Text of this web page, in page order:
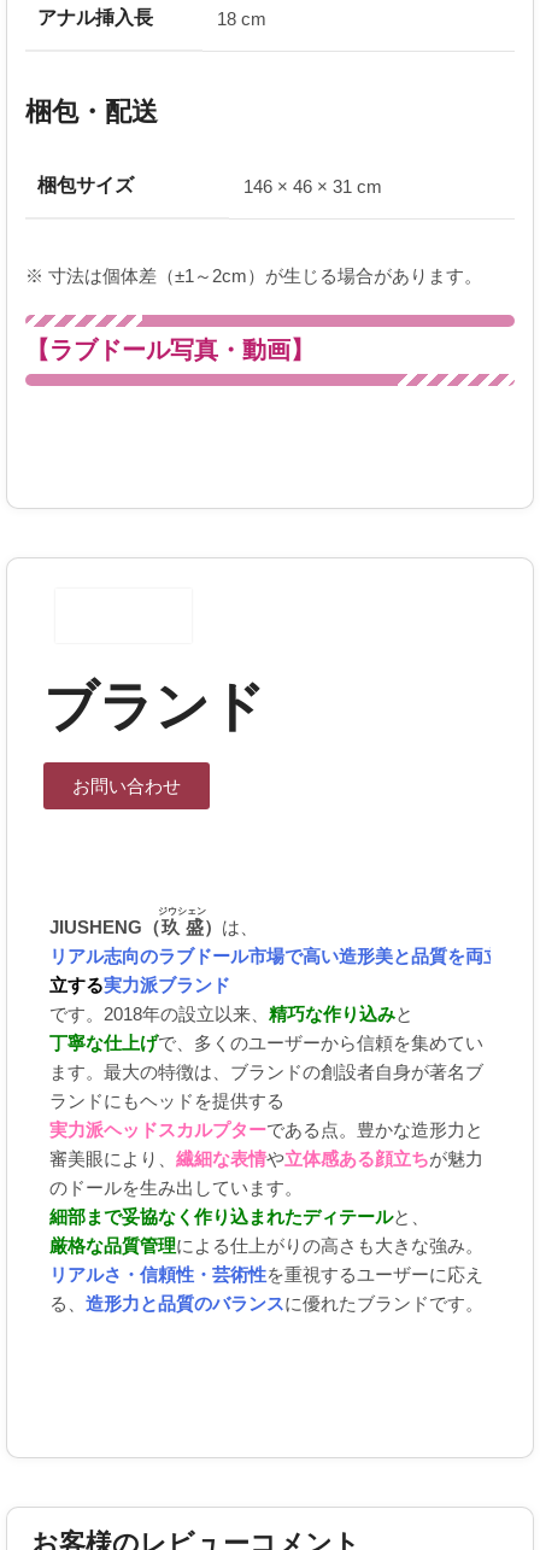
アナル挿入長 18 cm
梱包・配送
梱包サイズ 146 × 46 × 31 cm
※ 寸法は個体差（±1～2cm）が生じる場合があります。
【ラブドール写真・動画】
ブランド
お問い合わせ
JIUSHENG（玖盛
ジウシェン
） は、
リアル志向のラブドール市場で高い造形美と品質を両
立する実力派ブランド
です。2018年の設立以来、 精巧な作り込みと
丁寧な仕上げで、多くのユーザーから信頼を集めてい
ます。最大の特徴は、ブランドの創設者自身が著名ブ
ランドにもヘッドを提供する
実力派ヘッドスカルプターである点。豊かな造形力と
審美眼により、 繊細な表情や立体感ある顔立ちが魅力
のドールを生み出しています。
細部まで妥協なく作り込まれたディテールと、
厳格な品質管理による仕上がりの高さも大きな強み。
リアルさ・信頼性・芸術性を重視するユーザーに応え
る、 造形力と品質のバランスに優れたブランドです。
お客様のレビューコメント